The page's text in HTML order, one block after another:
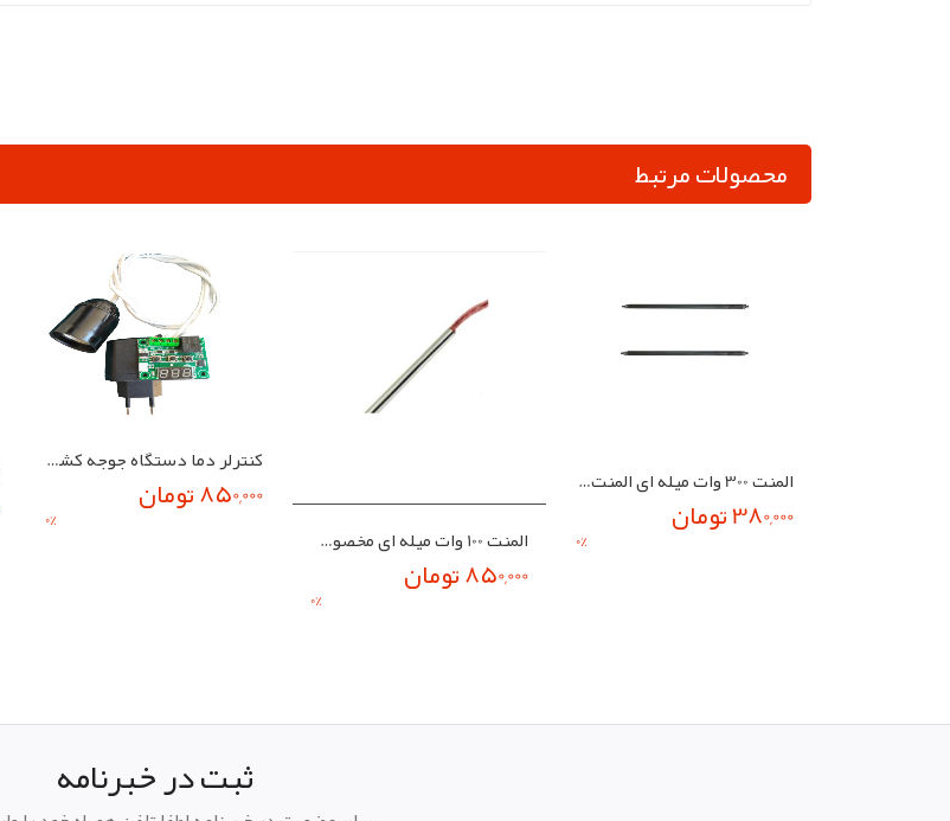
محصولات مرتبط
کنترلر دما دستگاه جوجه کشی مدل XH-W1209 مونتاژ شده
850,000 تومان 0%
المنت 100 وات میله ای مخصوص دستگاه جوجه کشی
850,000 تومان 0%
المنت 300 وات میله ای المنت دستگاه جوجه کشی
380,000 تومان 0%
ثبت در خبرنامه